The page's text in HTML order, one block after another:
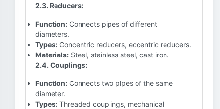
2.3. Reducers:
Function: Connects pipes of different
diameters.
Types: Concentric reducers, eccentric reducers.
Materials: Steel, stainless steel, cast iron.
2.4. Couplings:
Function: Connects two pipes of the same
diameter.
Types: Threaded couplings, mechanical